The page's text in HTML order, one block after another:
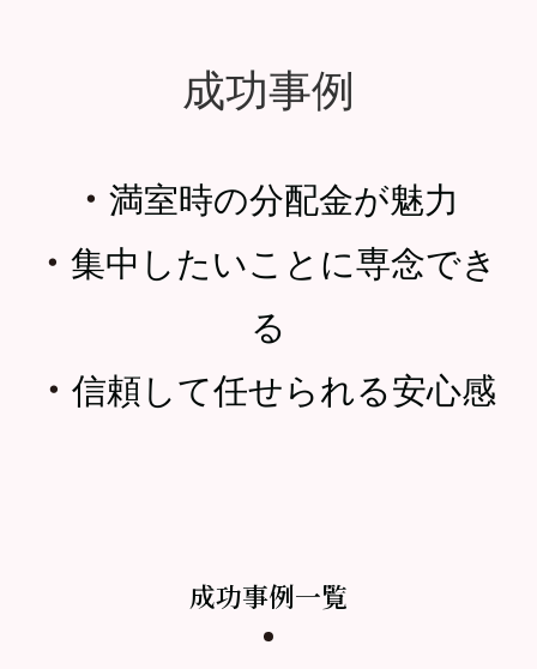
成功事例
・ 満室時の分配金が魅力
・ 集中したいことに専念でき
る
・ 信頼して任せられる安心感
成功事例一覧